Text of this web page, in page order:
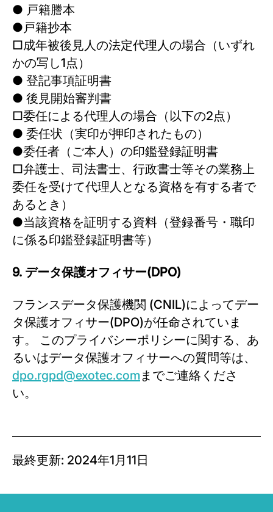
● 戸籍謄本
●戸籍抄本
□成年被後見人の法定代理人の場合（いずれ
かの写し1点）
● 登記事項証明書
● 後見開始審判書
□委任による代理人の場合（以下の2点）
● 委任状（実印が押印されたもの）
●委任者（ご本人）の印鑑登録証明書
□弁護士、司法書士、行政書士等その業務上
委任を受けて代理人となる資格を有する者で
あるとき）
●当該資格を証明する資料（登録番号・職印
に係る印鑑登録証明書等）
9. データ保護オフィサー(DPO)
フランスデータ保護機関 (CNIL)によってデー
タ保護オフィサー(DPO)が任命されていま
す。 このプライバシーポリシーに関する、あ
るいはデータ保護オフィサーへの質問等は、
dpo.rgpd@exotec.comまでご連絡くださ
い。
最終更新: 2024年1月11日